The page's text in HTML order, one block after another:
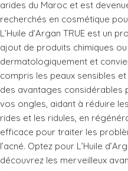
arides du Maroc et est
recherchés en cosmétique
L’Huile d’Argan TRUE est un
ajout de produits chimiques
dermatologiquement et
compris les peaux sensibles
des avantages considérables
vos ongles, aidant à réduire
rides et les ridules, en
efficace pour traiter les
l’acné. Optez pour L’Huile
découvrez les merveilleux